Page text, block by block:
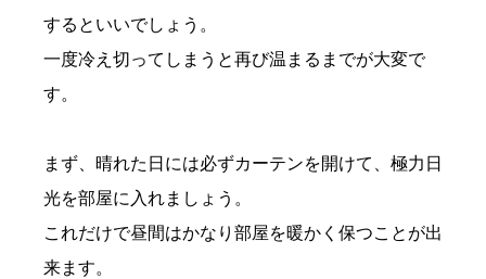
するといいでしょう。
一度冷え切ってしまうと再び温まるまでが大変で
す。
まず、晴れた日には必ずカーテンを開けて、極力日
光を部屋に入れましょう。
これだけで昼間はかなり部屋を暖かく保つことが出
来ます。